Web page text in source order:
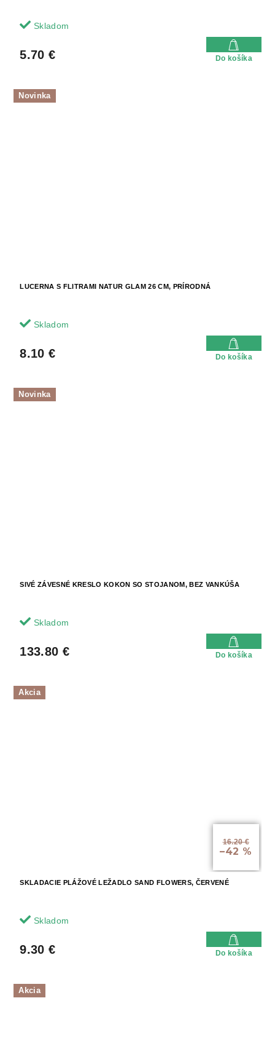
Skladom
5.70 € Do košíka
Novinka
LUCERNA S FLITRAMI NATUR GLAM 26 CM, PRÍRODNÁ
Skladom
8.10 € Do košíka
Novinka
SIVÉ ZÁVESNÉ KRESLO KOKON SO STOJANOM, BEZ VANKÚŠA
Skladom
133.80 € Do košíka
Akcia
16.20 €
–42 %
SKLADACIE PLÁŽOVÉ LEŽADLO SAND FLOWERS, ČERVENÉ
Skladom
9.30 € Do košíka
Akcia